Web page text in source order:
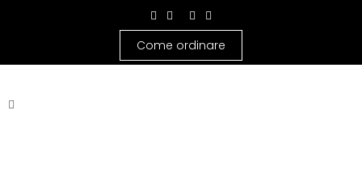
Come ordinare